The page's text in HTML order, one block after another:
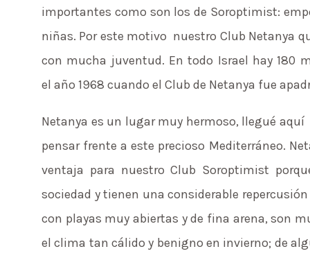
importantes como son los de Soroptimist:
niñas. Por este motivo nuestro Club Netanya
con mucha juventud. En todo Israel hay 180
el año 1968 cuando el Club de Netanya fue
Netanya es un lugar muy hermoso, llegué aquí
pensar frente a este precioso Mediterráneo.
ventaja para nuestro Club Soroptimist
sociedad y tienen una considerable
con playas muy abiertas y de fina arena, son
el clima tan cálido y benigno en invierno; de